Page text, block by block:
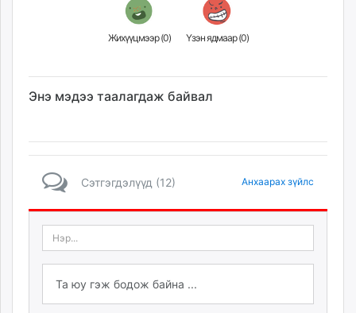
Жихүүцмээр (0) Үзэн ядмаар (0)
Энэ мэдээ таалагдаж байвал
Сэтгэгдэлүүд (12) Анхаарах зүйлс